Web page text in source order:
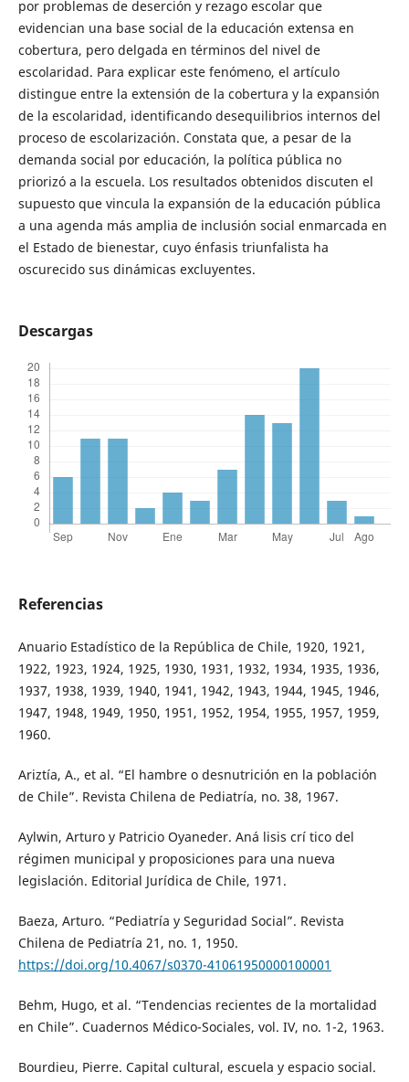
por problemas de deserción y rezago escolar que
evidencian una base social de la educación extensa en
cobertura, pero delgada en términos del nivel de
escolaridad. Para explicar este fenómeno, el artículo
distingue entre la extensión de la cobertura y la expansión
de la escolaridad, identificando desequilibrios internos del
proceso de escolarización. Constata que, a pesar de la
demanda social por educación, la política pública no
priorizó a la escuela. Los resultados obtenidos discuten el
supuesto que vincula la expansión de la educación pública
a una agenda más amplia de inclusión social enmarcada en
el Estado de bienestar, cuyo énfasis triunfalista ha
oscurecido sus dinámicas excluyentes.
Descargas
Referencias
Anuario Estadístico de la República de Chile, 1920, 1921,
1922, 1923, 1924, 1925, 1930, 1931, 1932, 1934, 1935, 1936,
1937, 1938, 1939, 1940, 1941, 1942, 1943, 1944, 1945, 1946,
1947, 1948, 1949, 1950, 1951, 1952, 1954, 1955, 1957, 1959,
1960.
Ariztía, A., et al. “El hambre o desnutrición en la población
de Chile”. Revista Chilena de Pediatría, no. 38, 1967.
Aylwin, Arturo y Patricio Oyaneder. Aná lisis crí tico del
régimen municipal y proposiciones para una nueva
legislación. Editorial Jurídica de Chile, 1971.
Baeza, Arturo. “Pediatría y Seguridad Social”. Revista
Chilena de Pediatría 21, no. 1, 1950.
https://doi.org/10.4067/s0370-41061950000100001
Behm, Hugo, et al. “Tendencias recientes de la mortalidad
en Chile”. Cuadernos Médico-Sociales, vol. IV, no. 1-2, 1963.
Bourdieu, Pierre. Capital cultural, escuela y espacio social.